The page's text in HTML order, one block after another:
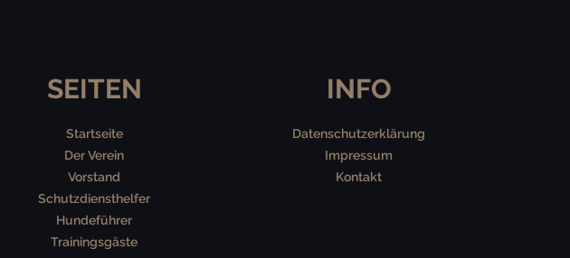
SEITEN
Startseite
Der Verein
Vorstand
Schutzdiensthelfer
Hundeführer
Trainingsgäste
INFO
Datenschutzerklärung
Impressum
Kontakt